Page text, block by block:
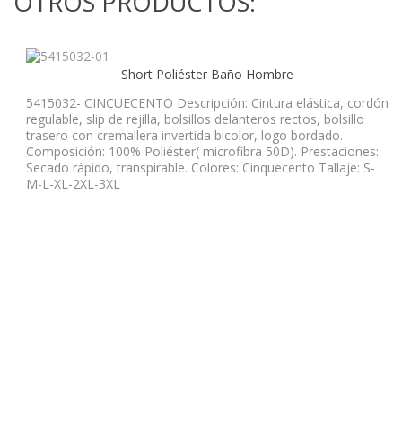
Short Poliéster Baño Hombre
5415032- CINCUECENTO Descripción: Cintura elástica, cordón
regulable, slip de rejilla, bolsillos delanteros rectos, bolsillo
trasero con cremallera invertida bicolor, logo bordado.
Composición: 100% Poliéster( microfibra 50D). Prestaciones:
Secado rápido, transpirable. Colores: Cinquecento Tallaje: S-
M-L-XL-2XL-3XL